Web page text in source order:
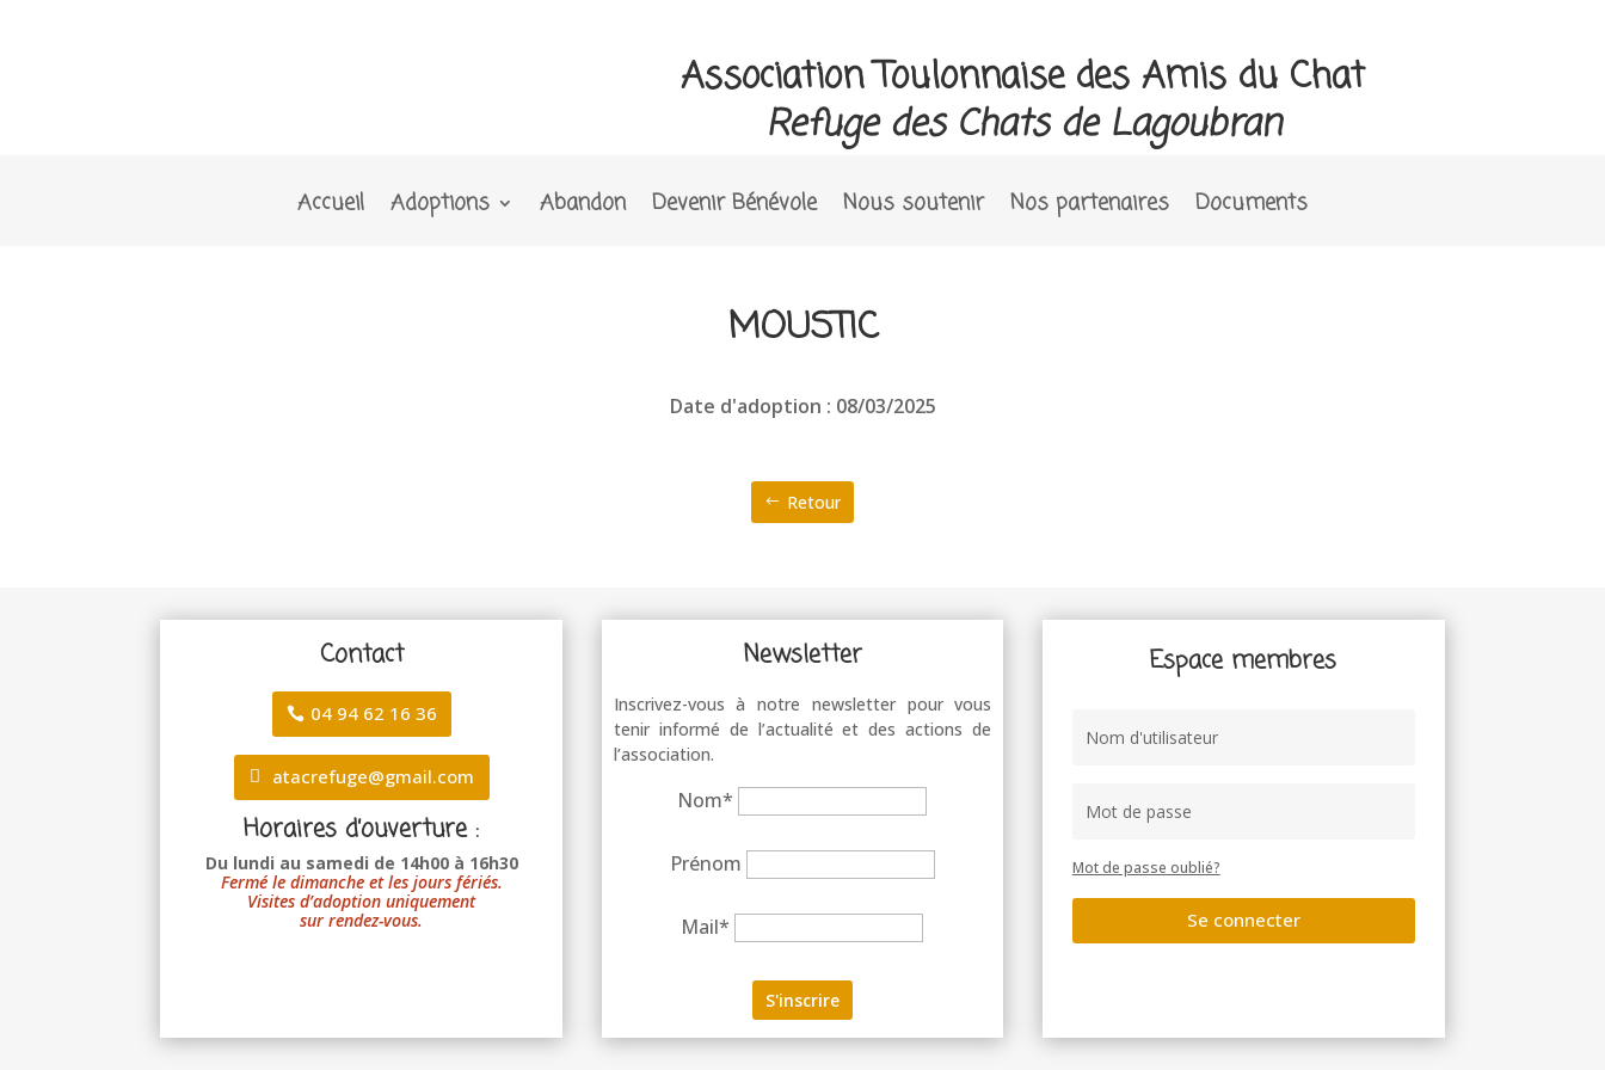
Association Toulonnaise des Amis du Chat
Refuge des Chats de Lagoubran
Accueil Adoptions Abandon Devenir Bénévole Nous soutenir Nos partenaires Documents
MOUSTIC
Date d'adoption : 08/03/2025
Retour
Contact
04 94 62 16 36
atacrefuge@gmail.com
Horaires d’ouverture :
Du lundi au samedi de 14h00 à 16h30
Fermé le dimanche et les jours fériés.
Visites d’adoption uniquement
sur rendez-vous.
Newsletter
Inscrivez-vous à notre newsletter pour vous
tenir informé de l’actualité et des actions de
l’association.
Nom*
Prénom
Mail*
Espace membres
Mot de passe oublié?
Se connecter